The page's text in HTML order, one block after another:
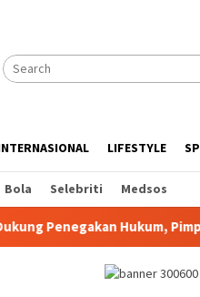
LIFESTYLE
Bola Selebriti Medsos
Hukum, Pimpinan Hadiri